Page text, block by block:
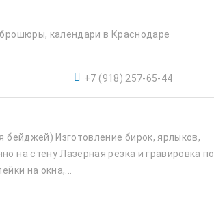
календари в Краснодаре
+7 (918) 257-65-44
бейджей) Изготовление бирок, ярлыков,
на стену Лазерная резка и гравировка по
на окна,...